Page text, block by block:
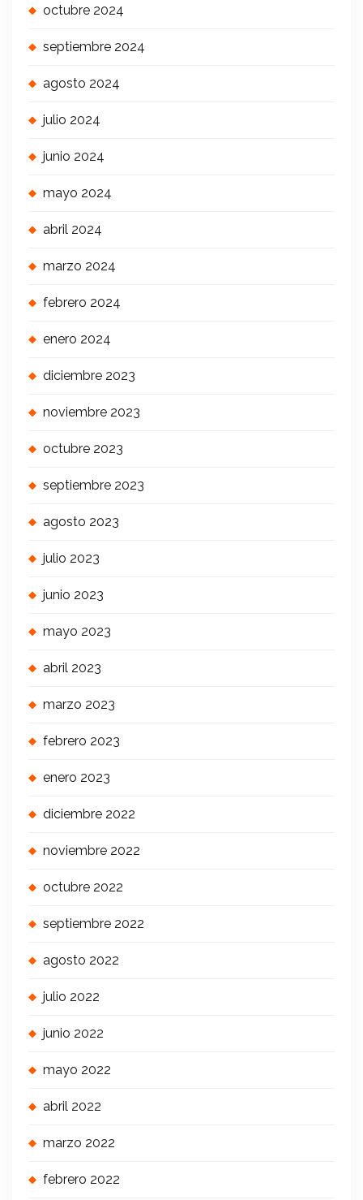
octubre 2024
septiembre 2024
agosto 2024
julio 2024
junio 2024
mayo 2024
abril 2024
marzo 2024
febrero 2024
enero 2024
diciembre 2023
noviembre 2023
octubre 2023
septiembre 2023
agosto 2023
julio 2023
junio 2023
mayo 2023
abril 2023
marzo 2023
febrero 2023
enero 2023
diciembre 2022
noviembre 2022
octubre 2022
septiembre 2022
agosto 2022
julio 2022
junio 2022
mayo 2022
abril 2022
marzo 2022
febrero 2022